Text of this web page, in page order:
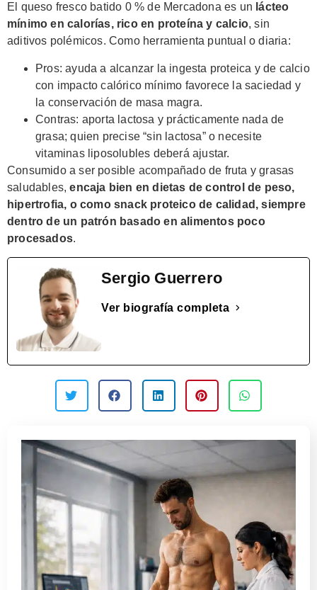
El queso fresco batido 0 % de Mercadona es un lácteo
mínimo en calorías, rico en proteína y calcio, sin
aditivos polémicos. Como herramienta puntual o diaria:
Pros: ayuda a alcanzar la ingesta proteica y de calcio
con impacto calórico mínimo favorece la saciedad y
la conservación de masa magra.
Contras: aporta lactosa y prácticamente nada de
grasa; quien precise “sin lactosa” o necesite
vitaminas liposolubles deberá ajustar.
Consumido a ser posible acompañado de fruta y grasas
saludables,encaja bien en dietas de control de peso,
hipertrofia, o como snack proteico de calidad, siempre
dentro de un patrón basado en alimentos poco
procesados.
Sergio Guerrero
Ver biografía completa